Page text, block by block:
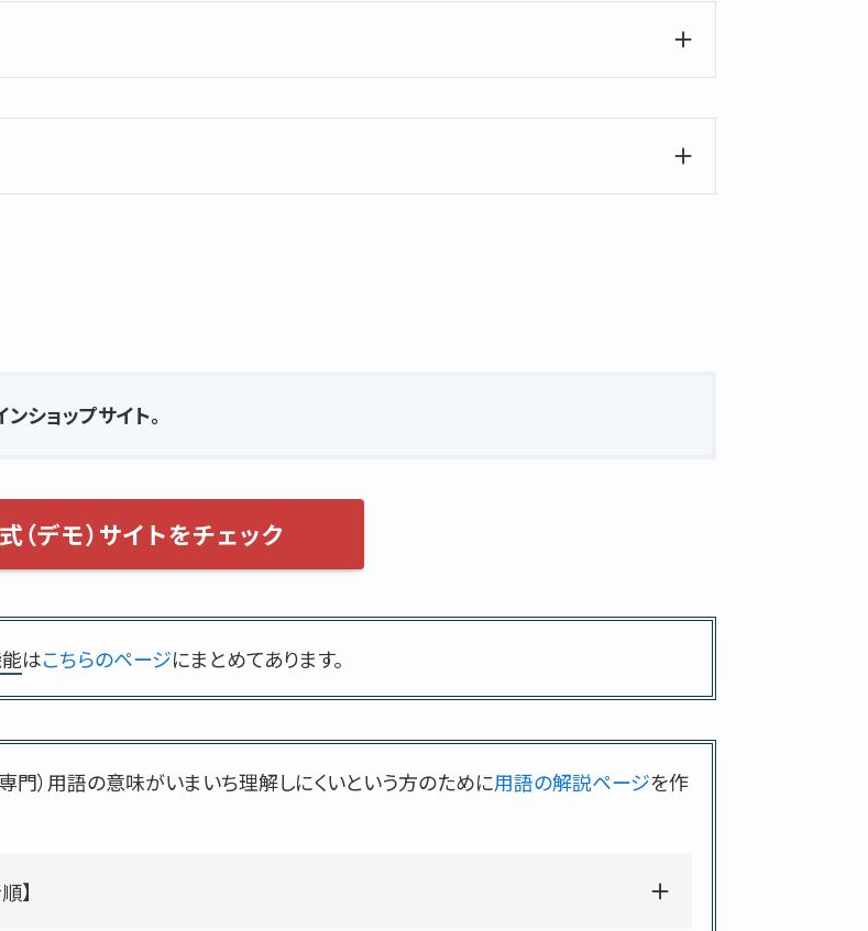
ショップサイト。
（デモ）サイトをチェック
はこちらのページにまとめてあります。
門）用語の意味がいまいち理解しにくいという方のために用語の解説ページを作
】